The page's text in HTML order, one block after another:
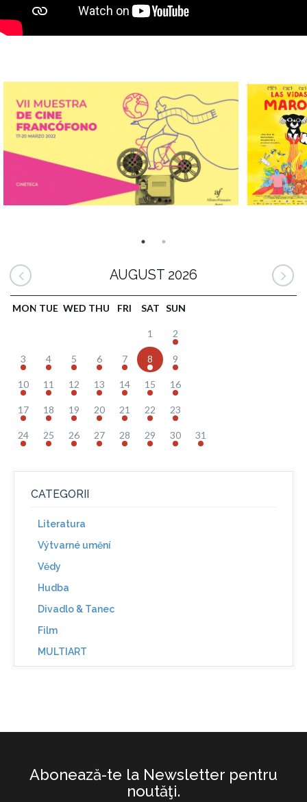
AUGUST 2026
MON TUE WED THU FRI SAT SUN
1 2
3 4 5 6 7 8 9
10 11 12 13 14 15 16
17 18 19 20 21 22 23
24 25 26 27 28 29 30 31
CATEGORII
Literatura
Výtvarné umění
Vědy
Hudba
Divadlo & Tanec
Film
MULTIART
Abonează-te la Newsletter pentru
noutăţi.